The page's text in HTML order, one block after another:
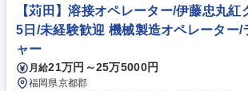
アテンド 船主は国内外、世界中にいらっしゃり、造
の大島造船を中心に、国内大手造船会社になります。 募集職種 【東京/新
造船 売買契約業務】住友商事グループ/フレックス
【苅田】溶接オペレーター/伊藤忠丸紅
5日/未経験歓迎 機械製造オペレーター/
ャー
月給21万円～25万5000円
福岡県京都郡